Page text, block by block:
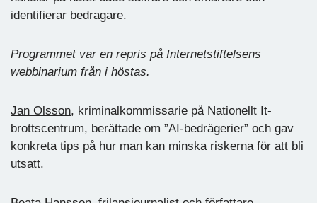
identifierar bedragare.
Programmet var en repris på Internetstiftelsens
webbinarium från i höstas.
Jan Olsson, kriminalkommissarie på Nationellt It-
brottscentrum, berättade om ”AI-bedrägerier” och gav
konkreta tips på hur man kan minska riskerna för att bli
utsatt.